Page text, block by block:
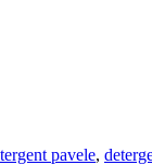
pavele,